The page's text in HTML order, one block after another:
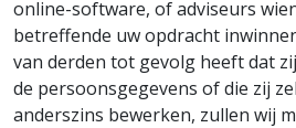
online-software, of adviseurs
betreffende uw opdracht
van derden tot gevolg heeft dat
de persoonsgegevens of die zij
anderszins bewerken, zullen wij